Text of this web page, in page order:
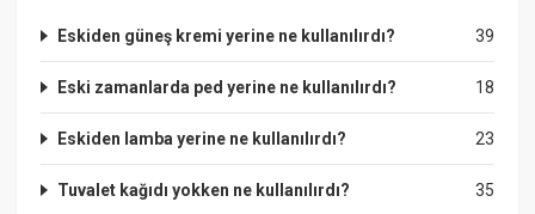
39
Eskiden güneş kremi yerine ne kullanılırdı?
18
Eski zamanlarda ped yerine ne kullanılırdı?
23
Eskiden lamba yerine ne kullanılırdı?
35
Tuvalet kağıdı yokken ne kullanılırdı?